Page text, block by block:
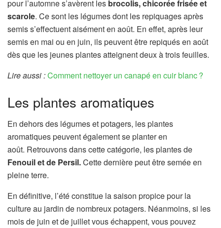
pour l’automne s’avèrent les brocolis, chicorée frisée et
scarole. Ce sont les légumes dont les repiquages après
semis s’effectuent aisément en août. En effet, après leur
semis en mai ou en juin, ils peuvent être repiqués en août
dès que les jeunes plantes atteignent deux à trois feuilles.
Lire aussi :Comment nettoyer un canapé en cuir blanc ?
Les plantes aromatiques
En dehors des légumes et potagers, les plantes
aromatiques peuvent également se planter en
août. Retrouvons dans cette catégorie, les plantes de
Fenouil et de Persil.Cette dernière peut être semée en
pleine terre.
En définitive, l’été constitue la saison propice pour la
culture au jardin de nombreux potagers. Néanmoins, si les
mois de juin et de juillet vous échappent, vous pouvez